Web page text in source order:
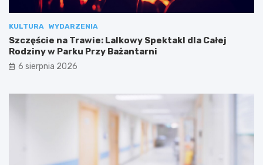
KULTURA WYDARZENIA
Szczęście na Trawie: Lalkowy Spektakl dla Całej
Rodziny w Parku Przy Bażantarni
6 sierpnia 2026